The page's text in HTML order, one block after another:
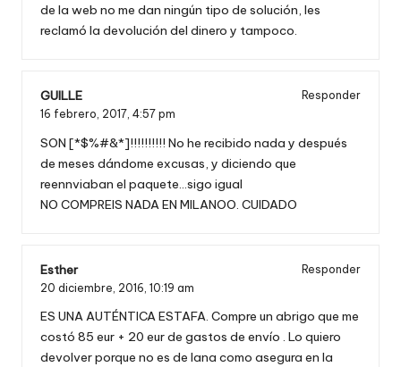
de la web no me dan ningún tipo de solución, les
reclamó la devolución del dinero y tampoco.
GUILLE
Responder
16 febrero, 2017, 4:57 pm
SON [*$%#&*]!!!!!!!!!! No he recibido nada y después
de meses dándome excusas, y diciendo que
reennviaban el paquete…sigo igual
NO COMPREIS NADA EN MILANOO. CUIDADO
Esther
Responder
20 diciembre, 2016, 10:19 am
ES UNA AUTÉNTICA ESTAFA. Compre un abrigo que me
costó 85 eur + 20 eur de gastos de envío . Lo quiero
devolver porque no es de lana como asegura en la